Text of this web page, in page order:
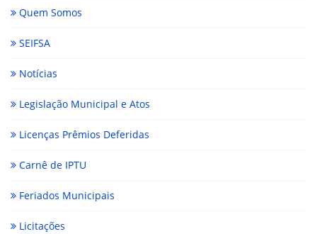
Quem Somos
SEIFSA
Notícias
Legislação Municipal e Atos
Licenças Prêmios Deferidas
Carnê de IPTU
Feriados Municipais
Licitações